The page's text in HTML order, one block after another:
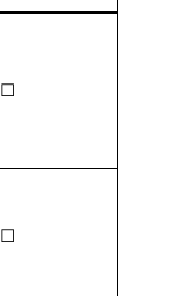
☐
☐